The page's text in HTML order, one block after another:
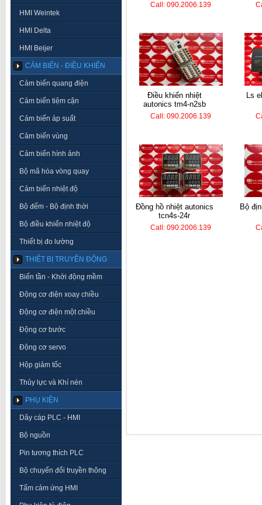
HMI Weintek
HMI Delta
HMI Beijer
CẢM BIẾN - ĐIỀU KHIỂN
Cảm biến quang điện
Cảm biến tiệm cận
Cảm biến áp suất
Cảm biến vùng
Cảm biến hình ảnh
Bộ mã hóa vòng quay
Cảm biến nhiệt độ
Bộ đếm - Bộ định thời
Bộ điều khiển nhiệt độ
Thiết bị đo lường
THIẾT BỊ TRUYỀN ĐỘNG
Biến tần - Khởi động mềm
Động cơ điện xoay chiều
Động cơ điện một chiều
Động cơ bước
Động cơ servo
Hộp giảm tốc
Thủy lực và Khí nén
PHỤ KIỆN
Dây cáp PLC - HMI
Bộ nguồn
Pin tương thích PLC
Bộ chuyển đổi truyền thông
Tấm cảm ứng HMI
Call: 090.2006.139
điều khiển nhiệt
autonics tm4-n2sb
Call: 090.2006.139
ls electric plc k7m-
đồng hồ nhiệt autonics
tcn4s-24r
Call: 090.2006.139
bộ định thời koino ktm-